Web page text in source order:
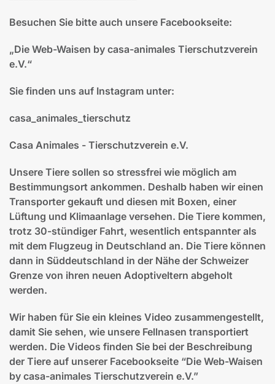
Besuchen Sie bitte auch unsere Facebookseite:
„Die Web-Waisen by casa-animales Tierschutzverein
e.V.“
Sie finden uns auf Instagram unter:
casa_animales_tierschutz
Casa Animales - Tierschutzverein e.V.
Unsere Tiere sollen so stressfrei wie möglich am
Bestimmungsort ankommen. Deshalb haben wir einen
Transporter gekauft und diesen mit Boxen, einer
Lüftung und Klimaanlage versehen. Die Tiere kommen,
trotz 30-stündiger Fahrt, wesentlich entspannter als
mit dem Flugzeug in Deutschland an. Die Tiere können
dann in Süddeutschland in der Nähe der Schweizer
Grenze von ihren neuen Adoptiveltern abgeholt
werden.
Wir haben für Sie ein kleines Video zusammengestellt,
damit Sie sehen, wie unsere Fellnasen transportiert
werden. Die Videos finden Sie bei der Beschreibung
der Tiere auf unserer Facebookseite “Die Web-Waisen
by casa-animales Tierschutzverein e.V.”